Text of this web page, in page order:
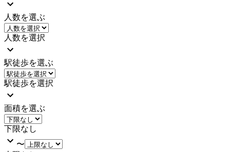
人数を選ぶ
人数を選択
駅徒歩を選ぶ
駅徒歩を選択
面積を選ぶ
下限なし
〜